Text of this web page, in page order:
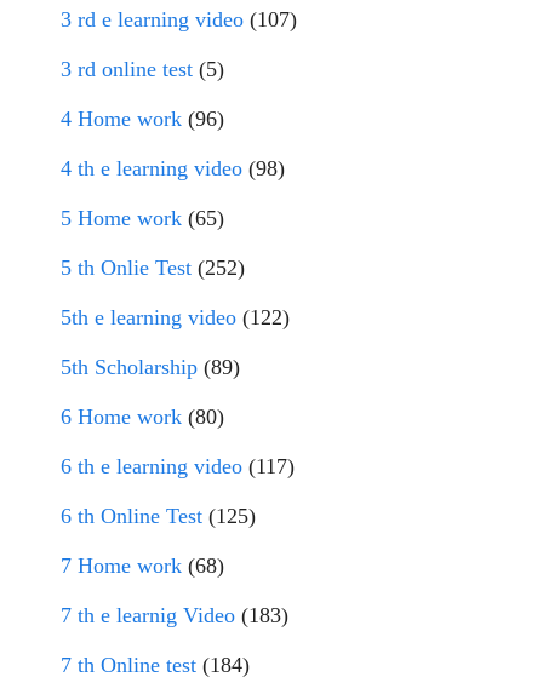
3 rd e learning video (107)
3 rd online test (5)
4 Home work (96)
4 th e learning video (98)
5 Home work (65)
5 th Onlie Test (252)
5th e learning video (122)
5th Scholarship (89)
6 Home work (80)
6 th e learning video (117)
6 th Online Test (125)
7 Home work (68)
7 th e learnig Video (183)
7 th Online test (184)